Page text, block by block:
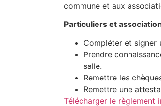
commune et aux
Particuliers et
Compléter et signer
Prendre
salle.
Remettre les
Remettre une
Télécharger le règlement